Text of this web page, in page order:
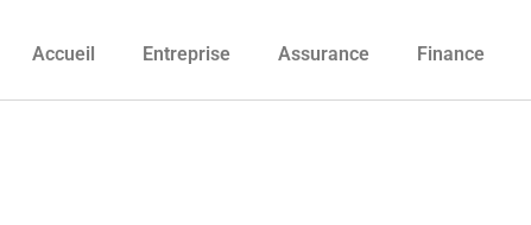
Accueil Entreprise Assurance Finance